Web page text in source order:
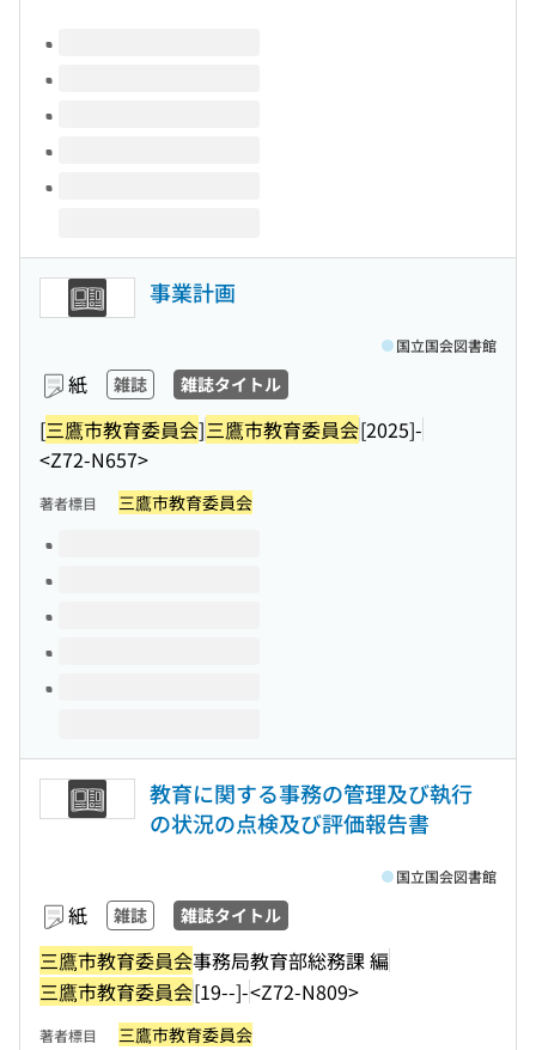
このタイトルの巻号
事業計画
紙 雑誌 雑誌タイトル
[三鷹市教育委員会]三鷹市教育委員会[2025]-
<Z72-N657>
国立国会図書館
著者標目 三鷹市教育委員会
このタイトルの巻号
教育に関する事務の管理及び執行
の状況の点検及び評価報告書
紙 雑誌 雑誌タイトル
三鷹市教育委員会事務局教育部総務課 編
三鷹市教育委員会[19--]-<Z72-N809>
国立国会図書館
著者標目 三鷹市教育委員会